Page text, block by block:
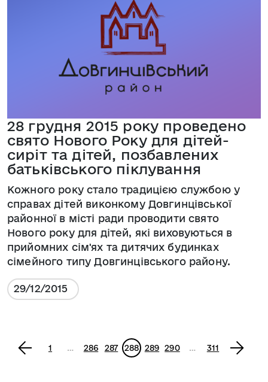
28 грудня 2015 року проведено
свято Нового Року для дітей-
сиріт та дітей, позбавлених
батьківського піклування
Кожного року стало традицією службою у
справах дітей виконкому Довгинцівської
районної в місті ради проводити свято
Нового року для дітей, які виховуються в
прийомних сім'ях та дитячих будинках
сімейного типу Довгинцівського району.
29/12/2015
1 … 286 287 288 289 290 … 311